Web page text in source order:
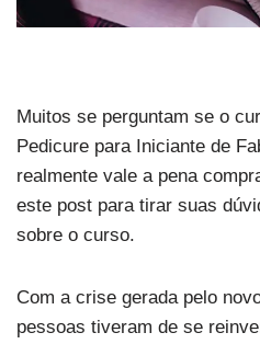
Muitos se perguntam se o
Pedicure para Iniciante de
realmente vale a pena
este post para tirar suas
sobre o curso.
Com a crise gerada pelo
pessoas tiveram de se